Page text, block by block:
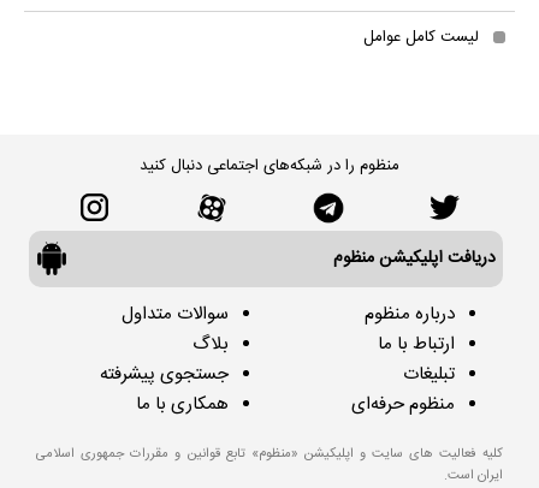
لیست کامل عوامل
منظوم را در شبکه‌های اجتماعی دنبال کنید
دریافت اپلیکیشن منظوم
درباره منظوم
ارتباط با ما
تبلیغات
منظوم حرفه‌ای
سوالات متداول
بلاگ
جستجوی پیشرفته
همکاری با ما
کلیه فعالیت های سایت و اپلیکیشن «منظوم» تابع قوانین و مقررات جمهوری اسلامی
ایران است.